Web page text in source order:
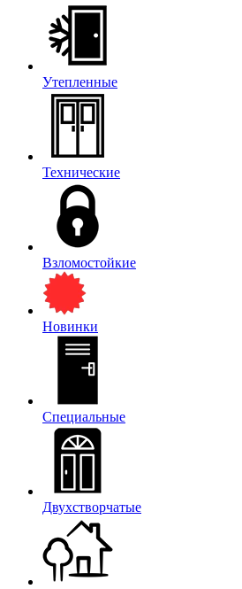
Утепленные
Технические
Взломостойкие
Новинки
Специальные
Двухстворчатые